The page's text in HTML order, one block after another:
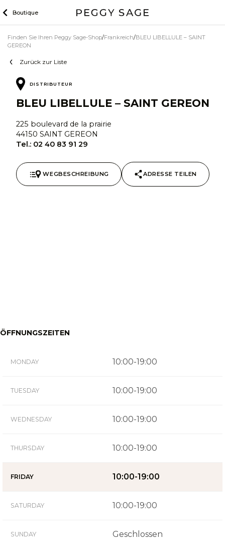
Inhalt
Boutique
Zurück zur Liste
Finden Sie Ihren Peggy Sage-Shop Frankreich BLEU LIBELLULE – SAINT
GEREON
DISTRIBUTEUR
BLEU LIBELLULE – SAINT GEREON
225 boulevard de la prairie
44150 SAINT GEREON
Tel.: 02 40 83 91 29
WEGBESCHREIBUNG ADRESSE TEILEN
ÖFFNUNGSZEITEN
MONDAY 10:00-19:00
TUESDAY 10:00-19:00
WEDNESDAY 10:00-19:00
THURSDAY 10:00-19:00
FRIDAY 10:00-19:00
SATURDAY 10:00-19:00
SUNDAY Geschlossen